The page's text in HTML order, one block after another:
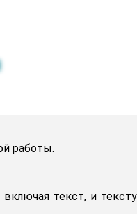
работы.
текст, и